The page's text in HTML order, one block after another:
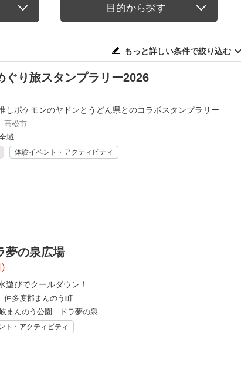
目的から探す
もっと詳しい条件で絞り込む
ぐり旅スタンプラリー2026
しポケモンのヤドンとうどん県とのコラボスタンプラリー
高松市
域
体験イベント・アクティビティ
夢の泉広場
)
遊びでクールダウン！
仲多度郡まんのう町
まんのう公園 ドラ夢の泉
ト・アクティビティ